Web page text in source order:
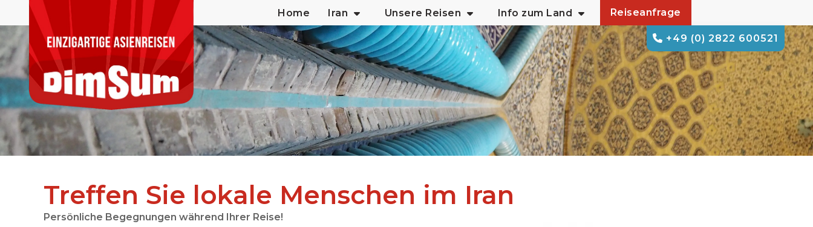
+49 (0) 2822 600521
Home Iran Unsere Reisen Info zum Land Reiseanfrage
Treffen Sie lokale Menschen im Iran
Persönliche Begegnungen während Ihrer Reise!